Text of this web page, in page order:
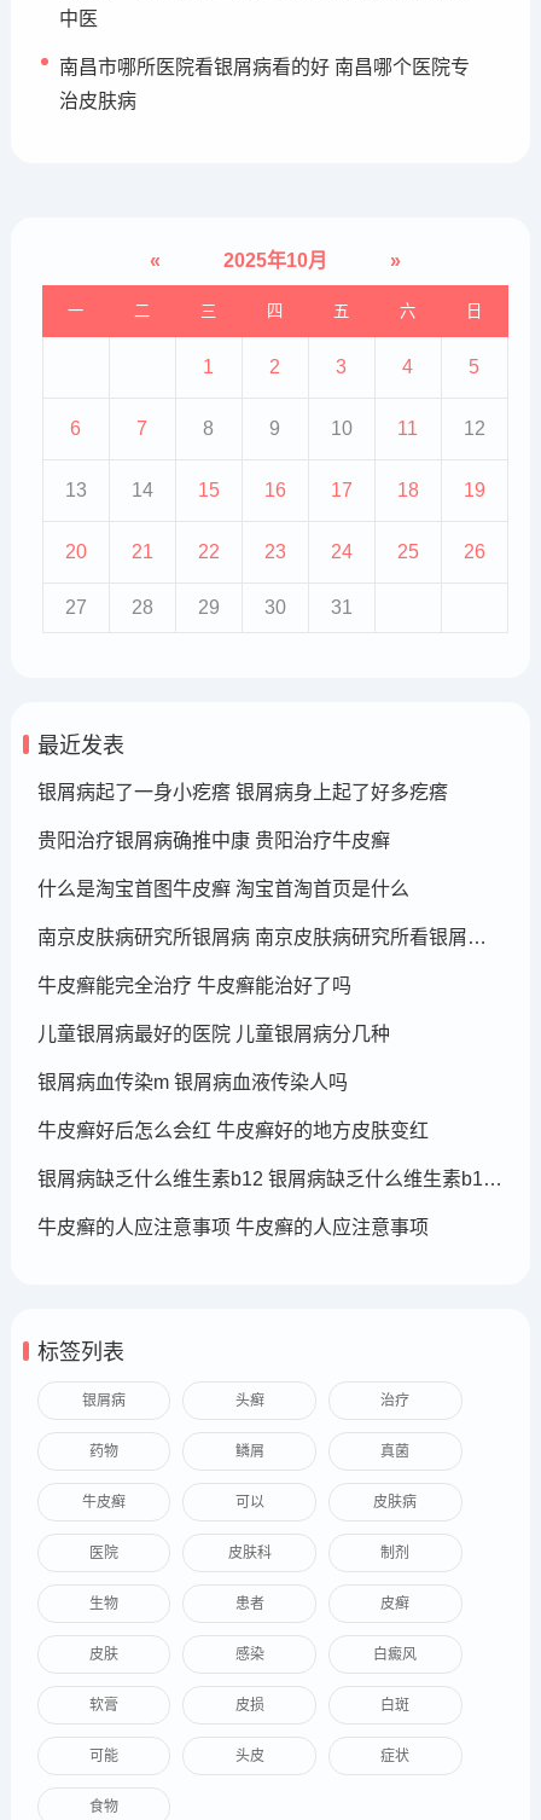
中医
南昌市哪所医院看银屑病看的好 南昌哪个医院专
治皮肤病
« 2025年10月 »
一 二 三 四 五 六 日
1 2 3 4 5
6 7 8 9 10 11 12
13 14 15 16 17 18 19
20 21 22 23 24 25 26
27 28 29 30 31
最近发表
银屑病起了一身小疙瘩 银屑病身上起了好多疙瘩
贵阳治疗银屑病确推中康 贵阳治疗牛皮癣
什么是淘宝首图牛皮癣 淘宝首淘首页是什么
南京皮肤病研究所银屑病 南京皮肤病研究所看银屑病哪个医生厉害
牛皮癣能完全治疗 牛皮癣能治好了吗
儿童银屑病最好的医院 儿童银屑病分几种
银屑病血传染m 银屑病血液传染人吗
牛皮癣好后怎么会红 牛皮癣好的地方皮肤变红
银屑病缺乏什么维生素b12 银屑病缺乏什么维生素b12可以补充
牛皮癣的人应注意事项 牛皮癣的人应注意事项
标签列表
银屑病 头癣 治疗
药物 鳞屑 真菌
牛皮癣 可以 皮肤病
医院 皮肤科 制剂
生物 患者 皮癣
皮肤 感染 白癜风
软膏 皮损 白斑
可能 头皮 症状
食物